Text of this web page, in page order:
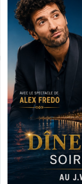
minute Thaïlande
en Thaïlande
des hôtels en Sejour